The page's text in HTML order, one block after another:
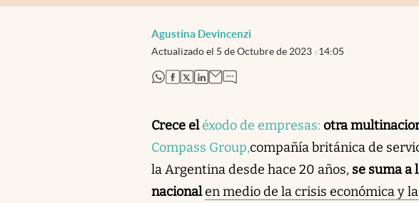
Agustina Devincenzi
Actualizado el 5 de Octubre de 2023 14:05
abre en nueva pestaña
abre en nueva pestaña
abre en nueva pestaña
abre en nueva pestaña
Crece eléxodo de empresas: otra
Compass Group,compañía británica de
la Argentina desde hace 20 años, se suma a
nacionalen medio de la crisis económica y